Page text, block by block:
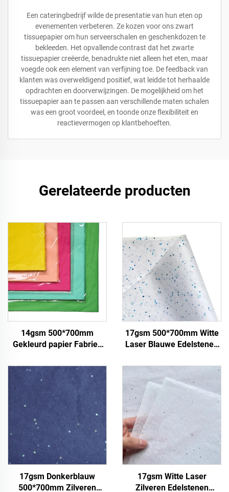
Een cateringbedrijf wilde de presentatie van hun eten op
evenementen verbeteren. Ze kozen voor ons zwart
tissuepapier om hun serveerschalen en geschenkdozen te
bekleeden. Het opvallende contrast dat het zwarte
tissuepapier creëerde, benadrukte niet alleen het eten, maar
voegde ook een element van verfijning toe. De feedback van
klanten was overweldigend positief, wat leidde tot herhaalde
opdrachten en doorverwijzingen. De mogelijkheid om het
tissuepapier aan te passen aan verschillende maten schalen
was een groot voordeel, en toonde onze flexibiliteit en
reactievermogen op klantbehoeften.
Gerelateerde producten
14gsm 500*700mm
Gekleurd papier Fabriek
Geschenk Bloemen
Bloemkleding Schoenen
Verpakking voor Voedsel
Fruit
17gsm 500*700mm Witte
Laser Blauwe Edelstenen
Verpakking Hoogwaardig
Gekleurd Sjabloenpapier
17gsm Donkerblauw
500*700mm Zilveren
17gsm Witte Laser
Zilveren Edelstenen